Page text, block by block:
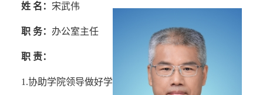
姓 名： 宋武伟
职 务： 办公室主任
职 责：
1.协助学院领导做好学